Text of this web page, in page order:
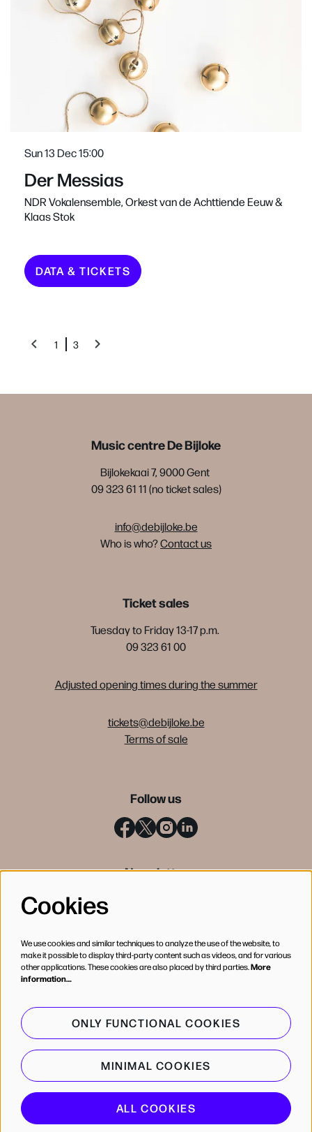
Der Messias
NDR Vokalensemble, Orkest van de Achttiende Eeuw &
Klaas Stok
Sun 13 Dec15:00
DATA & TICKETS
1 3
Music centre De Bijloke
Bijlokekaai 7, 9000 Gent
09 323 61 11 (no ticket sales)
info@debijloke.be
Who is who?Contact us
Ticket sales
Tuesday to Friday 13-17 p.m.
09 323 61 00
Adjusted opening times during the summer
tickets@debijloke.be
Terms of sale
Follow us
Newsletter
Powered by CultureSuite
Cookies
We use cookies and similar techniques to analyze the use of the website, to
make it possible to display third-party content such as videos, and for various
other applications. These cookies are also placed by third parties.More
information…
ONLY FUNCTIONAL COOKIES
MINIMAL COOKIES
ALL COOKIES